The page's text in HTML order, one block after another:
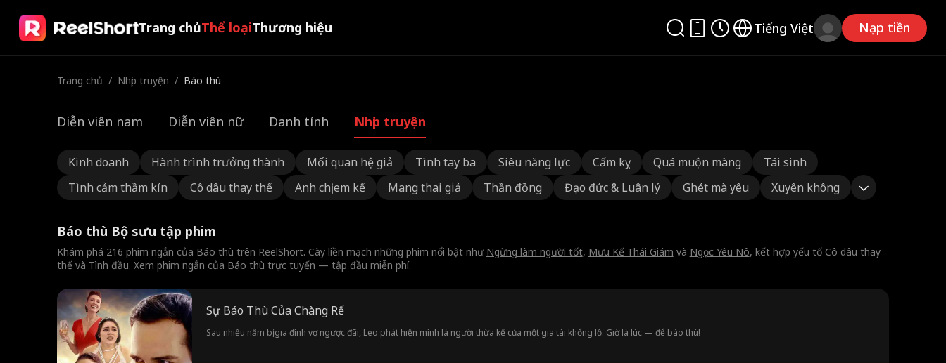
Trang chủThể loạiThương hiệu Tiếng Việt Nạp tiền
Trang chủ / Nhịp truyện / Báo thù
Diễn viên nam Diễn viên nữ Danh tính Nhịp truyện
Kinh doanh Hành trình trưởng thành Mối quan hệ giả Tình tay ba Siêu năng lực Cấm kỵ Quá muộn màng
Tái sinh
Tình cảm thầm kín
Cô dâu thay thế Anh chị em kế Mang thai giả Thần đồng Đạo đức & Luân lý Ghét mà yêu Xuyên không
Báo thù Bộ sưu tập phim
Khám phá 216 phim ngắn của Báo thù trên ReelShort. Cày liền mạch những phim nổi bật như Ngừng làm người tốt, Mưu Kế Thái Giám và Ngọc Yêu Nô, kết hợp yếu tố Cô dâu thay
thế và Tình đầu. Xem phim ngắn của Báo thù trực tuyến — tập đầu miễn phí.
Sự Báo Thù Của Chàng Rể
Sau nhiều năm bị gia đình vợ ngược đãi, Leo phát hiện mình là người thừa kế của một gia tài khổng lồ. Giờ là lúc — để báo thù!